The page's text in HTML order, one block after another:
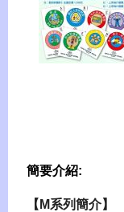
簡要介紹:
【M系列簡介】